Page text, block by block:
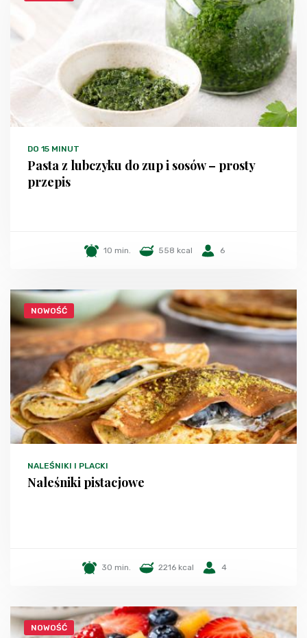
DO 15 MINUT
Pasta z lubczyku do zup i sosów – prosty
przepis
10 min. 558 kcal 6
NOWOŚĆ
NALEŚNIKI I PLACKI
Naleśniki pistacjowe
30 min. 2216 kcal 4
NOWOŚĆ